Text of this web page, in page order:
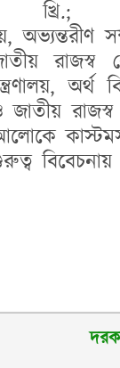
রাজস্ব
অর্থ
রাজস্ব